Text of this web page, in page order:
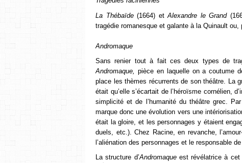
La Thébaïde (1664) etAlexandre le Grand
tragédie romanesque et galante à la Quinault
Andromaque
Sans renier tout à fait ces deux types de
Andromaque,
pièce en laquelle on a coutume
place les thèmes récurrents de son théâtre. La
était qu’elle s’écartait de l’héroïsme cornélien,
simplicité et de l’humanité du théâtre grec.
marque donc une évolution vers une
était la gloire, et les personnages y étaient
duels, etc.). Chez Racine, en revanche,
l’aliénation des personnages et le responsable de
La structure d’Andromaqueest révélatrice à cet